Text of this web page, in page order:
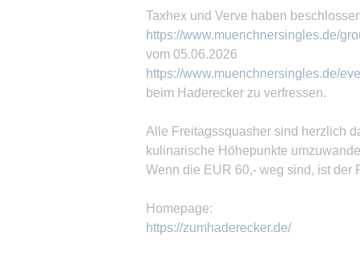
Taxhex und Verve haben
https://www.muenchnersingles.de/
vom 05.06.2026
https://www.muenchnersingles.de/
beim Haderecker zu verfressen.
Alle Freitagssquasher sind herzlich
kulinarische Höhepunkte
Wenn die EUR 60,- weg sind, ist der
Homepage:
https://zumhaderecker.de/